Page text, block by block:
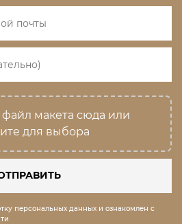
макета сюда или
для выбора
персональных данных и ознакомлен с